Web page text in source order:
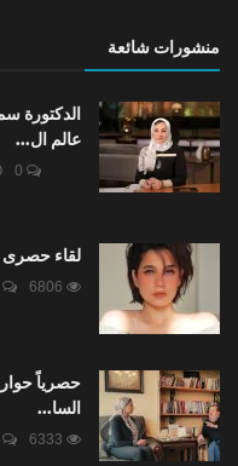
منشورات شائعة
الدكتورة
عالم ال...
لقاء حصرى
حصرياً
السا...